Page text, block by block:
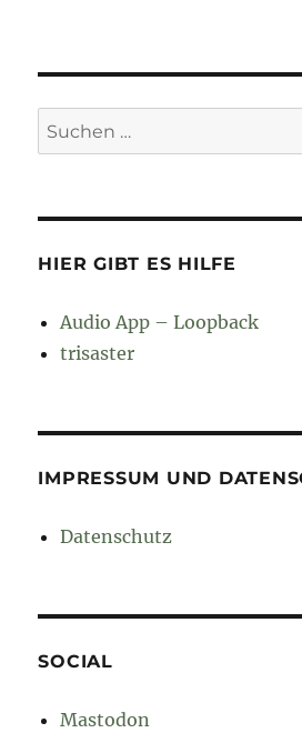
Suchen
nach:
HIER GIBT ES HILFE
Audio App – Loopback
trisaster
IMPRESSUM UND
Datenschutz
SOCIAL
Mastodon